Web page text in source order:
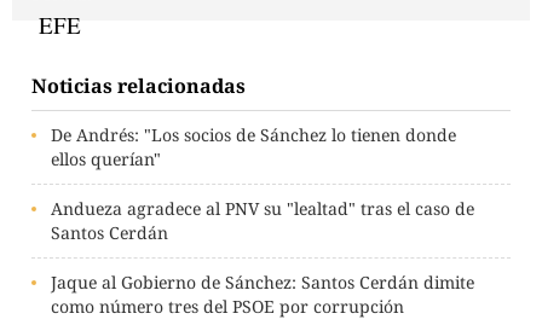
Noticias relacionadas
De Andrés: "Los socios de Sánchez lo tienen donde
ellos querían"
Andueza agradece al PNV su "lealtad" tras el caso de
Santos Cerdán
Jaque al Gobierno de Sánchez: Santos Cerdán dimite
como número tres del PSOE por corrupción